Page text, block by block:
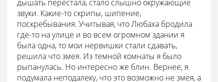
дышать перестала, стало слышно окружающие
звуки. Какие-то скрипы, шипение,
поскребывания. Учитывая, что Любаха бродила
где-то на улице и во всем огромном здании я
была одна, то мои нервишки стали сдавать,
решила что змея. Из темной комнаты я было
рыпанулась. Но интересно же блин. Вернее, я
подумала неподалеку, что это возможно не змея, а